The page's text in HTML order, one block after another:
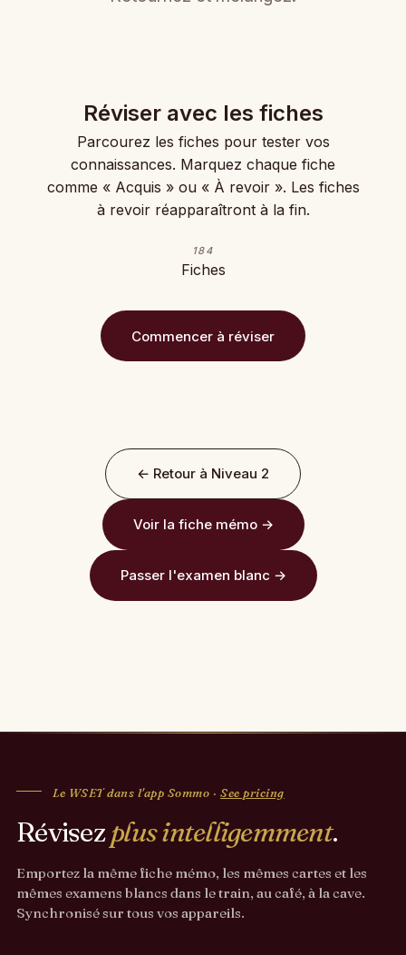
Réviser avec les fiches
Parcourez les fiches pour tester vos
connaissances. Marquez chaque fiche
comme « Acquis » ou « À revoir ». Les fiches
à revoir réapparaîtront à la fin.
184
Fiches
Commencer à réviser
← Retour à Niveau 2
Voir la fiche mémo →
Passer l'examen blanc →
Le WSET dans l'app Sommo ·See pricing
Révisezplus intelligemment.
Emportez la même fiche mémo, les mêmes cartes et les
mêmes examens blancs dans le train, au café, à la cave.
Synchronisé sur tous vos appareils.